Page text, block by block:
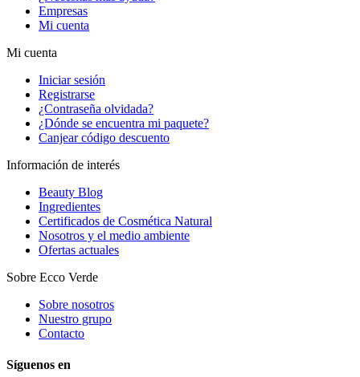
Empresas
Mi cuenta
Mi cuenta
Iniciar sesión
Registrarse
¿Contraseña olvidada?
¿Dónde se encuentra mi paquete?
Canjear código descuento
Información de interés
Beauty Blog
Ingredientes
Certificados de Cosmética Natural
Nosotros y el medio ambiente
Ofertas actuales
Sobre Ecco Verde
Sobre nosotros
Nuestro grupo
Contacto
Síguenos en